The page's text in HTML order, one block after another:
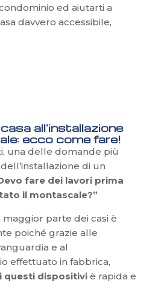
ed aiutarti a
davvero accessibile,
all’installazione
ecco come fare!
una delle domande più
di un
fare dei lavori prima
il montascale?”
maggior parte dei casi è
poiché grazie alle
e al
effettuato in fabbrica,
questi dispositiviè rapida e